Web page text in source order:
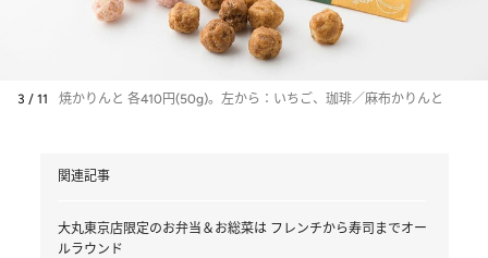
3 / 11 焼かりんと 各410円(50g)。左から：いちご、珈琲／麻布かりんと
関連記事
大丸東京店限定のお弁当＆お総菜は フレンチから寿司までオー
ルラウンド